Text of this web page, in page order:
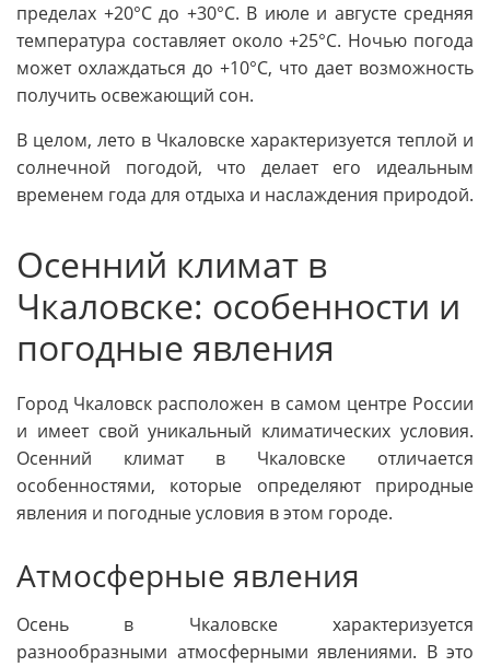
пределах +20°C до +30°C. В июле и августе средняя
температура составляет около +25°C. Ночью погода
может охлаждаться до +10°C, что дает возможность
получить освежающий сон.
В целом, лето в Чкаловске характеризуется теплой и
солнечной погодой, что делает его идеальным
временем года для отдыха и наслаждения природой.
Осенний климат в
Чкаловске: особенности и
погодные явления
Город Чкаловск расположен в самом центре России
и имеет свой уникальный климатических условия.
Осенний климат в Чкаловске отличается
особенностями, которые определяют природные
явления и погодные условия в этом городе.
Атмосферные явления
Осень в Чкаловске характеризуется
разнообразными атмосферными явлениями. В это